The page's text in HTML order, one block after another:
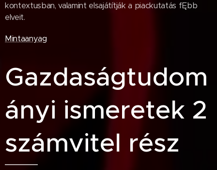
kontextusban, valamint elsajátítják a piackutatás fĘbb
elveit.
Mintaanyag
Gazdaságtudom
ányi ismeretek 2
számvitel rész